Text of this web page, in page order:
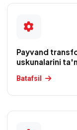
Payvand
uskunalarini
Batafsil